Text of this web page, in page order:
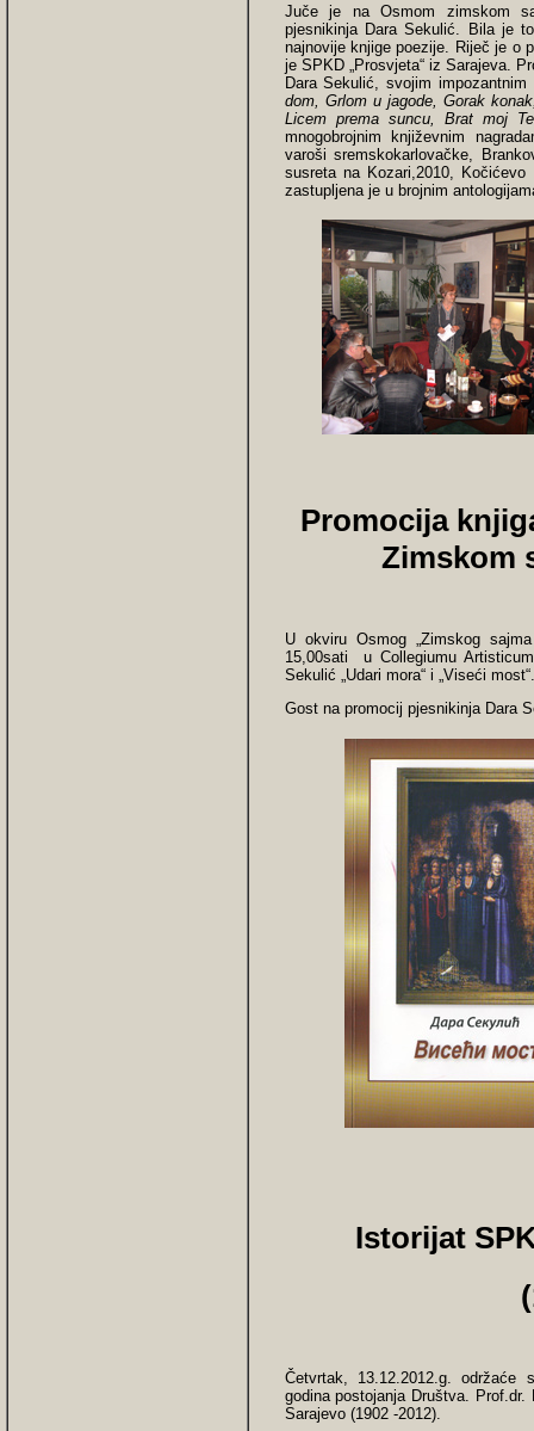
Juče je na Osmom zimskom
pjesnikinja Dara Sekulić. Bila je
najnovije knjige poezije. Riječ je o
je SPKD „Prosvjeta“ iz Sarajeva.
Dara Sekulić, svojim
dom, Grlom u jagode, Gorak
Licem prema suncu, Brat moj
mnogobrojnim književnim
varoši sremskokarlovačke,
susreta na Kozari,2010,
zastupljena je u brojnim
Promocija
Zimskom
U okviru Osmog „Zimskog
15,00sati u Collegiumu
Sekulić „Udari mora“ i „Viseći most“.
Gost na promocij pjesnikinja Dara
Istorijat
Četvrtak, 13.12.2012.g. održaće
godina postojanja Društva.
Sarajevo (1902 -2012).